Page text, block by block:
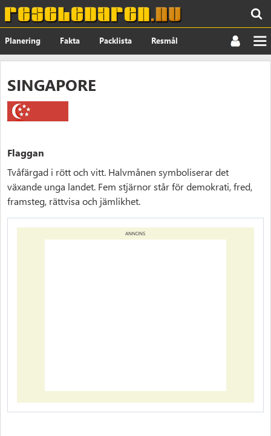
Planering Fakta Packlista Resmål
SINGAPORE
Flaggan
Tvåfärgad i rött och vitt. Halvmånen symboliserar det
växande unga landet. Fem stjärnor står för demokrati, fred,
framsteg, rättvisa och jämlikhet.
ANNONS